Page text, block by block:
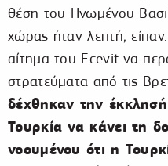
θέση του Ηνωμένου
χώρας ήταν λεπτή,
αίτημα του Ecevit να
στρατεύματα από τις
δέχθηκαν την
Τουρκία να κάνει τη
νοουμένου ότι η